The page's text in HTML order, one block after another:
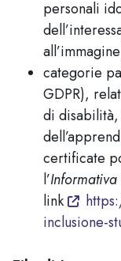
personali
categorie
GDPR),
di
certificate
l’Informativa
link
inclusione-